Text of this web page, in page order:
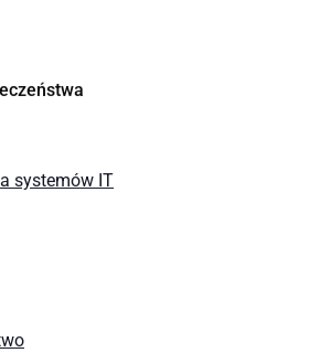
systemów IT